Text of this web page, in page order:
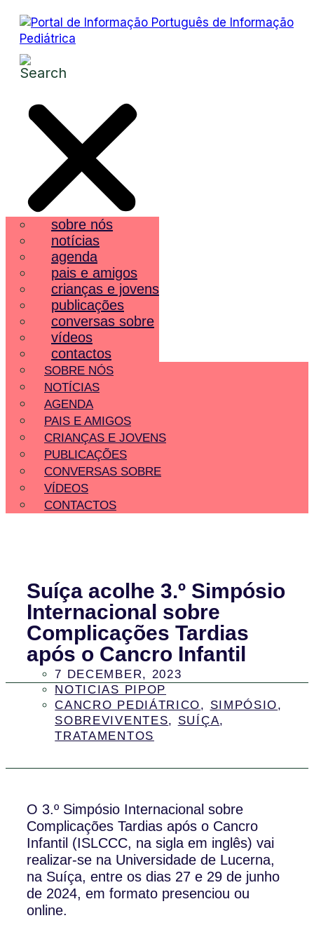
sobre nós
notícias
agenda
pais e amigos
crianças e jovens
publicações
conversas sobre
vídeos
contactos
SOBRE NÓS
NOTÍCIAS
AGENDA
PAIS E AMIGOS
CRIANÇAS E JOVENS
PUBLICAÇÕES
CONVERSAS SOBRE
VÍDEOS
CONTACTOS
Suíça acolhe 3.º Simpósio
Internacional sobre
Complicações Tardias
após o Cancro Infantil
7 DECEMBER, 2023
NOTICIAS PIPOP
CANCRO PEDIÁTRICO, SIMPÓSIO,
SOBREVIVENTES, SUÍÇA,
TRATAMENTOS
O 3.º Simpósio Internacional sobre
Complicações Tardias após o Cancro
Infantil (ISLCCC, na sigla em inglês) vai
realizar-se na Universidade de Lucerna,
na Suíça, entre os dias 27 e 29 de junho
de 2024, em formato presenciou ou
online.